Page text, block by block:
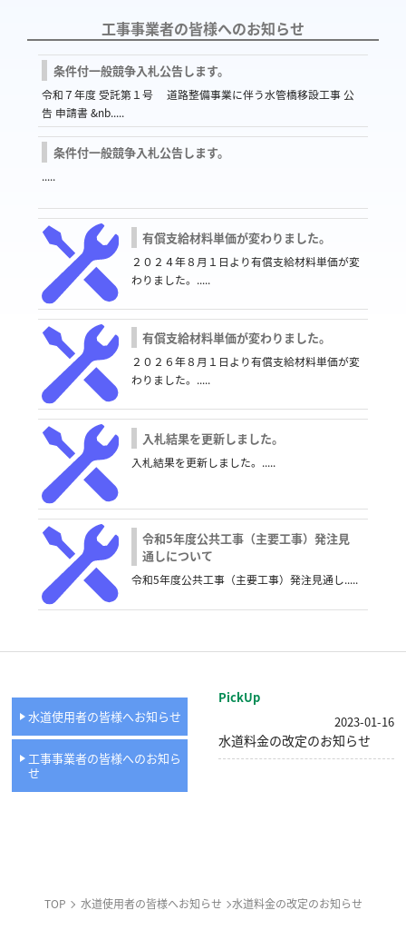
工事事業者の皆様へのお知らせ
条件付一般競争入札公告します。
令和７年度 受託第１号 道路整備事業に伴う水管橋移設工事 公
告 申請書 &nb.....
条件付一般競争入札公告します。
.....
有償支給材料単価が変わりました。
２０２４年８月１日より有償支給材料単価が変
わりました。.....
有償支給材料単価が変わりました。
２０２６年８月１日より有償支給材料単価が変
わりました。.....
入札結果を更新しました。
入札結果を更新しました。.....
令和5年度公共工事（主要工事）発注見
通しについて
令和5年度公共工事（主要工事）発注見通し.....
水道使用者の皆様へお知らせ
工事事業者の皆様へのお知ら
せ
PickUp
水道料金の改定のお知らせ
2023-01-16
TOP 水道使用者の皆様へお知らせ 水道料金の改定のお知らせ